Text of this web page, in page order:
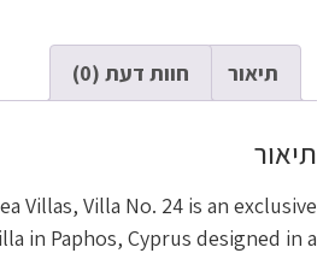
תיאור חוות דעת (0)
תיאור
Villas, Villa No. 24 is an exclusive
in Paphos, Cyprus designed in a